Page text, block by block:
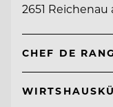
2651 Reichenau
CHEF DE